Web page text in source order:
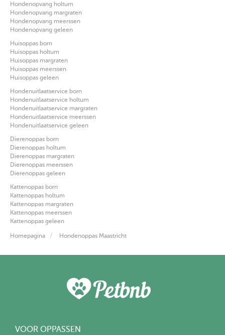
Hondenopvang holtum
Hondenopvang margraten
Hondenopvang meerssen
Hondenopvang geleen
Huisoppas born
Huisoppas holtum
Huisoppas margraten
Huisoppas meerssen
Huisoppas geleen
Hondenuitlaatservice born
Hondenuitlaatservice holtum
Hondenuitlaatservice margraten
Hondenuitlaatservice meerssen
Hondenuitlaatservice geleen
Dierenoppas born
Dierenoppas holtum
Dierenoppas margraten
Dierenoppas meerssen
Dierenoppas geleen
Kattenoppas born
Kattenoppas holtum
Kattenoppas margraten
Kattenoppas meerssen
Kattenoppas geleen
Homepagina Hondenoppas Maastricht
VOOR OPPASSEN